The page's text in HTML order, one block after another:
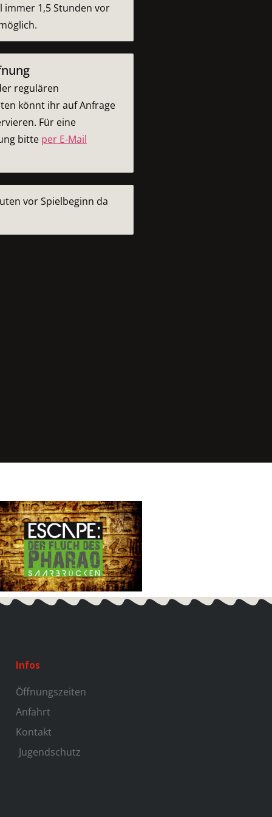
immer 1,5 Stunden vor
regulären
könnt ihr auf Anfrage
Für eine
bitte per E-Mail
vor Spielbeginn da
Infos
Öffnungszeiten
Anfahrt
Kontakt
Jugendschutz